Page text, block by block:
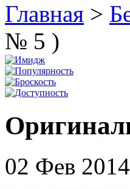
Главная >
№ 5 )
02 Фев 2014